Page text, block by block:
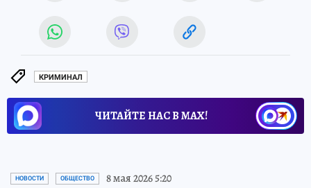
КРИМИНАЛ
ЧИТАЙТЕ НАС В МАХ!
НОВОСТИ ОБЩЕСТВО 8 мая 2026 5:20